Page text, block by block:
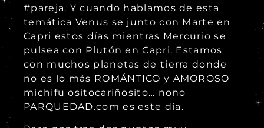
#pareja. Y cuando hablamos de esta
temática Venus se junto con Marte en
Capri estos días mientras Mercurio se
pulsea con Plutón en Capri. Estamos
con muchos planetas de tierra donde
no es lo más ROMÁNTICO y AMOROSO
michifu ositocariñosito… nono
PARQUEDAD.com es este día.